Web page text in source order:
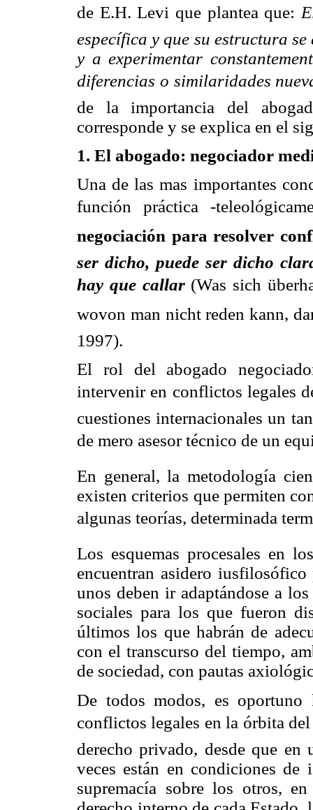
de E.H. Levi que plantea que:
específica y que su estructura
y a experimentar
diferencias o similaridades
de la importancia del
corresponde y se explica en el
1. El abogado: negociador
Una de las mas importantes
función práctica -
negociación para resolver
ser dicho, puede ser dicho
hay que callar (Was sich
wovon man nicht reden kann,
1997).
El rol del abogado
intervenir en conflictos legales
cuestiones internacionales un
de mero asesor técnico de un
En general, la metodología
existen criterios que permiten
algunas teorías, determinada
Los esquemas procesales en
encuentran asidero
unos deben ir adaptándose a
sociales para los que fueron
últimos los que habrán de
con el transcurso del tiempo,
de sociedad, con pautas
De todos modos, es
conflictos legales en la órbita
derecho privado, desde que
veces están en condiciones
supremacía sobre los otros,